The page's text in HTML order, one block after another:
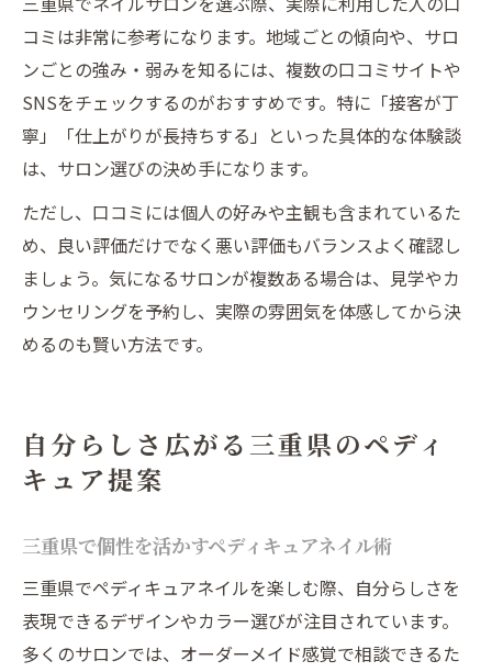
コミは非常に参考になります。地域ごとの傾向や、サロ
ンごとの強み・弱みを知るには、複数の口コミサイトや
SNSをチェックするのがおすすめです。特に「接客が丁
寧」「仕上がりが長持ちする」といった具体的な体験談
は、サロン選びの決め手になります。
ただし、口コミには個人の好みや主観も含まれているた
め、良い評価だけでなく悪い評価もバランスよく確認し
ましょう。気になるサロンが複数ある場合は、見学やカ
ウンセリングを予約し、実際の雰囲気を体感してから決
めるのも賢い方法です。
自分らしさ広がる三重県のペディ
キュア提案
三重県で個性を活かすペディキュアネイル術
三重県でペディキュアネイルを楽しむ際、自分らしさを
表現できるデザインやカラー選びが注目されています。
多くのサロンでは、オーダーメイド感覚で相談できるた